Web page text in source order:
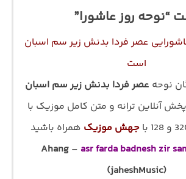
“نوحه روز عاشورا”
عصر فردا بدنش زیر سم اسبان
است
نوحه عصر فردا بدنش زیر سم اسبان
آنلاین ترانه و متن کامل موزیک با
جهش موزیک همراه باشید
Ahang – asr farda badnesh zir
(jaheshMusic)